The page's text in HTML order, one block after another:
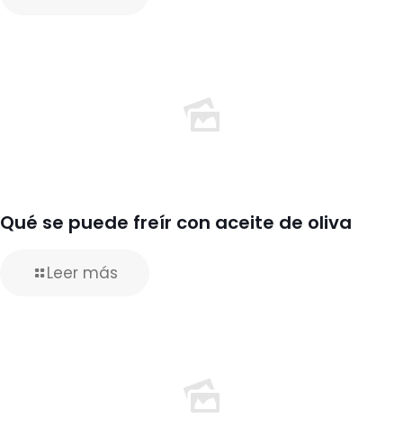
Qué se puede freír con aceite de oliva
Leer más